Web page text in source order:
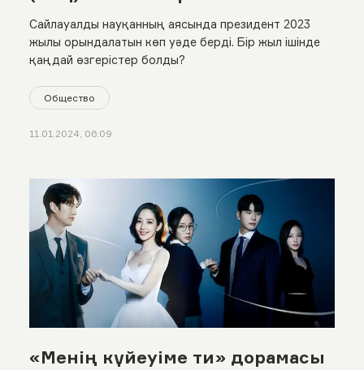
Сайлауалды науқанның аясында президент 2023
жылы орындалатын көп уәде берді. Бір жыл ішінде
қаңдай өзгерістер болды?
Общество
11.01.2024, 06:09
«Менің күйеуіме ти» дорамасы